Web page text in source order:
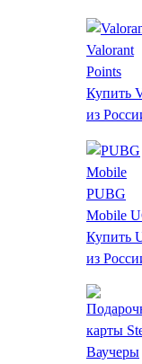
Valorant
Points
Купить
из
PUBG
Mobile
Купить
из
Ваучеры
от 79 ₽
*Проверяйте
страницу
Цены на
Издания
Видео и
Требования
DLC